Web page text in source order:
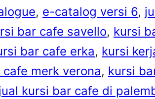
, e-catalog versi 6,
bar cafe savello, kursi
bar cafe erka, kursi
merk verona, kursi
kursi bar cafe di